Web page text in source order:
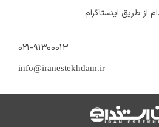
از طریق اینستاگرام
۰۲۱-۹۱۳۰۰۰۱۳
info@iranestekhdam.ir